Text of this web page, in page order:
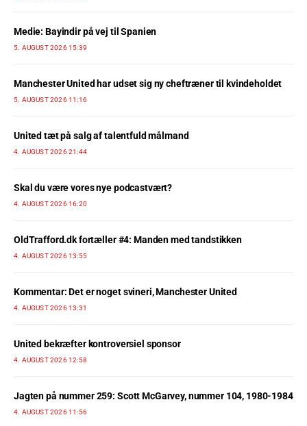
Medie: Bayindir på vej til Spanien
5. AUGUST 2026 15:39
Manchester United har udset sig ny cheftræner til kvindeholdet
5. AUGUST 2026 11:16
United tæt på salg af talentfuld målmand
4. AUGUST 2026 21:44
Skal du være vores nye podcastvært?
4. AUGUST 2026 16:20
OldTrafford.dk fortæller #4: Manden med tandstikken
4. AUGUST 2026 13:55
Kommentar: Det er noget svineri, Manchester United
4. AUGUST 2026 13:31
United bekræfter kontroversiel sponsor
4. AUGUST 2026 12:58
Jagten på nummer 259: Scott McGarvey, nummer 104, 1980-1984
4. AUGUST 2026 11:56